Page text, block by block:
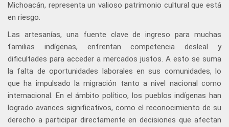
Michoacán, representa un valioso patrimonio cultural que está
en riesgo.
Las artesanías, una fuente clave de ingreso para muchas
familias indígenas, enfrentan competencia desleal y
dificultades para acceder a mercados justos. A esto se suma
la falta de oportunidades laborales en sus comunidades, lo
que ha impulsado la migración tanto a nivel nacional como
internacional. En el ámbito político, los pueblos indígenas han
logrado avances significativos, como el reconocimiento de su
derecho a participar directamente en decisiones que afectan